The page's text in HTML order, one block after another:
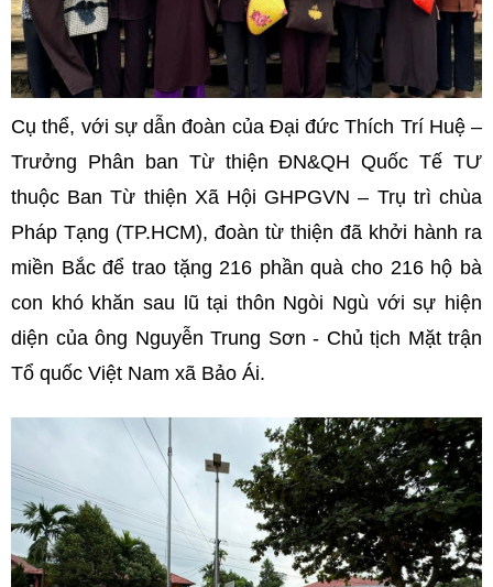
Cụ thể, với sự dẫn đoàn của Đại đức Thích Trí Huệ –
Trưởng Phân ban Từ thiện ĐN&QH Quốc Tế TƯ
thuộc Ban Từ thiện Xã Hội GHPGVN – Trụ trì chùa
Pháp Tạng (TP.HCM), đoàn từ thiện đã khởi hành ra
miền Bắc để trao tặng 216 phần quà cho 216 hộ bà
con khó khăn sau lũ tại thôn Ngòi Ngù với sự hiện
diện của ông Nguyễn Trung Sơn - Chủ tịch Mặt trận
Tổ quốc Việt Nam xã Bảo Ái.